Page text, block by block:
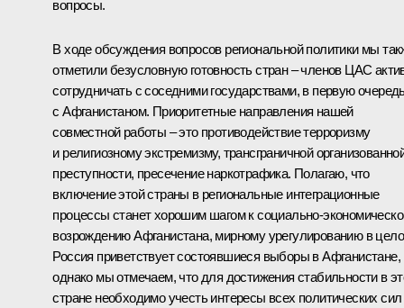
вопросы.
В ходе обсуждения вопросов региональной политики мы
отметили безусловную готовность стран – членов ЦАС
сотрудничать с соседними государствами, в первую
с Афганистаном. Приоритетные направления нашей
совместной работы – это противодействие терроризму
и религиозному экстремизму, трансграничной
преступности, пресечение наркотрафика. Полагаю, что
включение этой страны в региональные интеграционные
процессы станет хорошим шагом к социально-
возрождению Афганистана, мирному урегулированию в
Россия приветствует состоявшиеся выборы в Афганистане,
однако мы отмечаем, что для достижения стабильности в
стране необходимо учесть интересы всех политических сил